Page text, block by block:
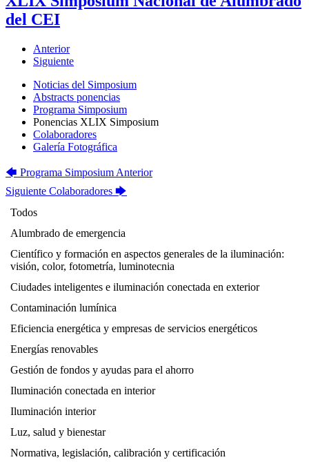
del CEI
Anterior
Siguiente
Noticias del Simposium
Abstracts ponencias
Programa Simposium
Ponencias XLIX Simposium
Colaboradores
Galería Fotográfica
🡄 Programa Simposium Anterior
Siguiente Colaboradores 🡆
Todos
Alumbrado de emergencia
Científico y formación en aspectos generales de la iluminación:
visión, color, fotometría, luminotecnia
Ciudades inteligentes e iluminación conectada en exterior
Contaminación lumínica
Eficiencia energética y empresas de servicios energéticos
Energías renovables
Gestión de fondos y ayudas para el ahorro
Iluminación conectada en interior
Iluminación interior
Luz, salud y bienestar
Normativa, legislación, calibración y certificación